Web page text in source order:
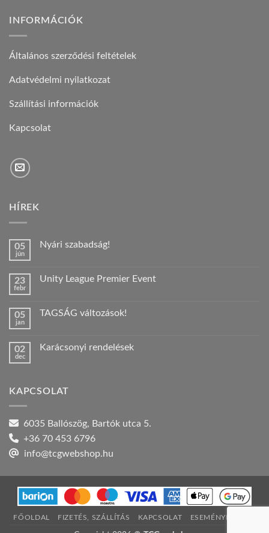
INFORMÁCIÓK
Általános szerződési feltételek
Adatvédelmi nyilatkozat
Szállítási információk
Kapcsolat
HÍREK
05
jún
Nyári szabadság!
Nyári
23
febr
Unity League Premier Event
Unity
bejegyzéshez
05
jan
TAGSÁG változások!
TAGSÁG
02
dec
Karácsonyi rendelések
rendelések
KAPCSOLAT
6035 Ballószög, Bartók utca 5.
+36 70 453 6796
info@tcgwebshop.hu
FŐOLDAL FIZETÉS, SZÁLLÍTÁS KAPCSOLAT ESEMÉNYNAPTÁR